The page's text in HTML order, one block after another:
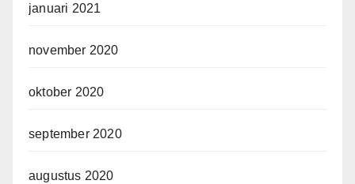
januari 2021
november 2020
oktober 2020
september 2020
augustus 2020